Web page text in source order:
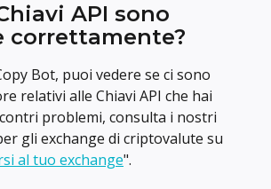
API sono
correttamente?
Bot, puoi vedere se ci sono
relativi alle Chiavi API che hai
problemi, consulta i nostri
gli exchange di criptovalute su
al tuo exchange".